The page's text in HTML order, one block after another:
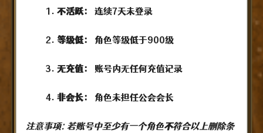
不活跃： 连续7天未登录
等级低： 角色等级低于900级
无充值： 账号内无任何充值记录
非会长： 角色未担任公会会长
注意事项: 若账号中至少有一个角色不符合以上删除条